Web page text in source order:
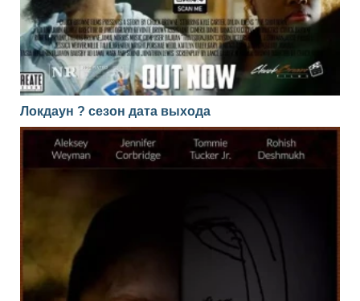
Локдаун ? сезон дата выхода